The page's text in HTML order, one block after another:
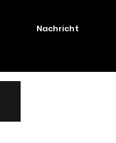
Nachricht